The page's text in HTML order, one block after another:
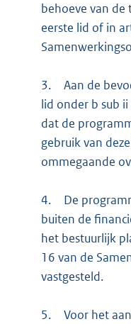
behoeve van de
eerste lid of in
3.
Aan de
lid onder b sub
dat de
gebruik van
ommegaande
4.
De
buiten de
het bestuurlijk
16 van de
vastgesteld.
5.
Voor het